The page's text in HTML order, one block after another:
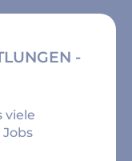
-
viele